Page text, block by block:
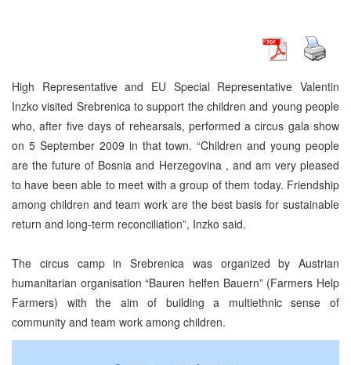
High Representative and EU Special Representative Valentin
Inzko visited Srebrenica to support the children and young people
who, after five days of rehearsals, performed a circus gala show
on 5 September 2009 in that town. “Children and young people
are the future of Bosnia and Herzegovina , and am very pleased
to have been able to meet with a group of them today. Friendship
among children and team work are the best basis for sustainable
return and long-term reconciliation”, Inzko said.
The circus camp in Srebrenica was organized by Austrian
humanitarian organisation “Bauren helfen Bauern” (Farmers Help
Farmers) with the aim of building a multiethnic sense of
community and team work among children.